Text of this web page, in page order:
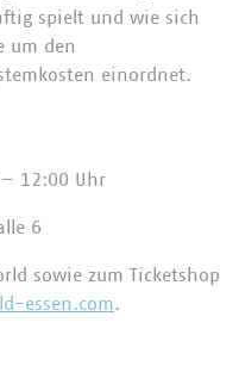
spielt und wie sich
um den
einordnet.
12:00 Uhr
6
sowie zum Ticketshop
essen.com.